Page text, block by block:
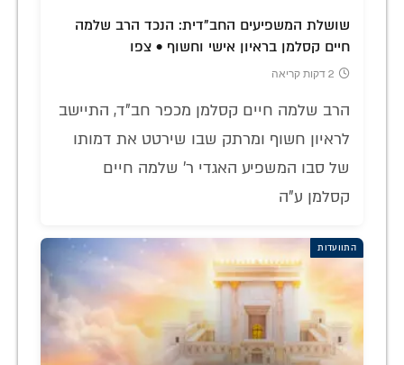
שושלת המשפיעים החב"דית: הנכד הרב שלמה
חיים קסלמן בראיון אישי וחשוף • צפו
2 דקות קריאה
הרב שלמה חיים קסלמן מכפר חב"ד, התיישב
לראיון חשוף ומרתק שבו שירטט את דמותו
של סבו המשפיע האגדי ר' שלמה חיים
קסלמן ע"ה
התוועדות